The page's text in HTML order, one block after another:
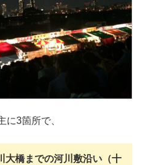
に3箇所で、
大橋までの河川敷沿い（十